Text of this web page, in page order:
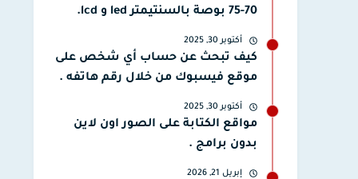
70-75 بوصة بالسنتيمتر led و lcd.
أكتوبر 30, 2025
كيف تبحث عن حساب أي شخص على
موقع فيسبوك من خلال رقم هاتفه .
أكتوبر 30, 2025
مواقع الكتابة على الصور اون لاين
بدون برامج .
إبريل 21, 2026